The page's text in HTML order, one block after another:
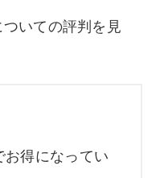
いての評判を見
お得になってい